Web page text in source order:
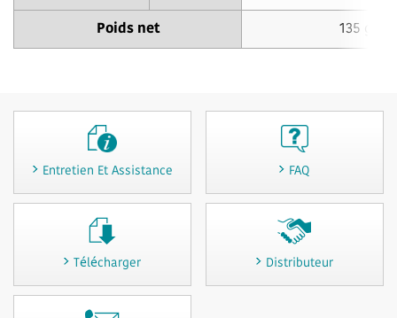
Poids net 135 g
Entretien Et Assistance FAQ
Télécharger Distributeur